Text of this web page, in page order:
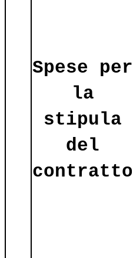
Spese per
la
stipula
del
contratto